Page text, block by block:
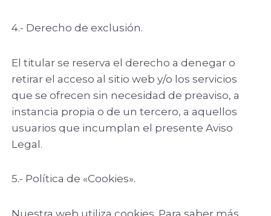
4.- Derecho de exclusión.
El titular se reserva el derecho a denegar o
retirar el acceso al sitio web y/o los servicios
que se ofrecen sin necesidad de preaviso, a
instancia propia o de un tercero, a aquellos
usuarios que incumplan el presente Aviso
Legal.
5.- Política de «Cookies».